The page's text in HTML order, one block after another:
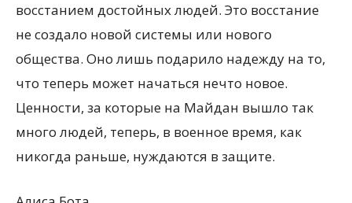
восстанием достойных людей. Это восстание
не создало новой системы или нового
общества. Оно лишь подарило надежду на то,
что теперь может начаться нечто новое.
Ценности, за которые на Майдан вышло так
много людей, теперь, в военное время, как
никогда раньше, нуждаются в защите.